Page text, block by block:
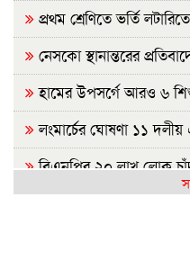
প্রথম শ্রেণিতে ভর্তি
নেসকো স্থানান্তরের
হামের উপসর্গে আরও ৬
লংমার্চের ঘোষণা ১১
বিএনপির ২০ লাখ লোক
হাসিনাকে কেন এমন সুযোগ